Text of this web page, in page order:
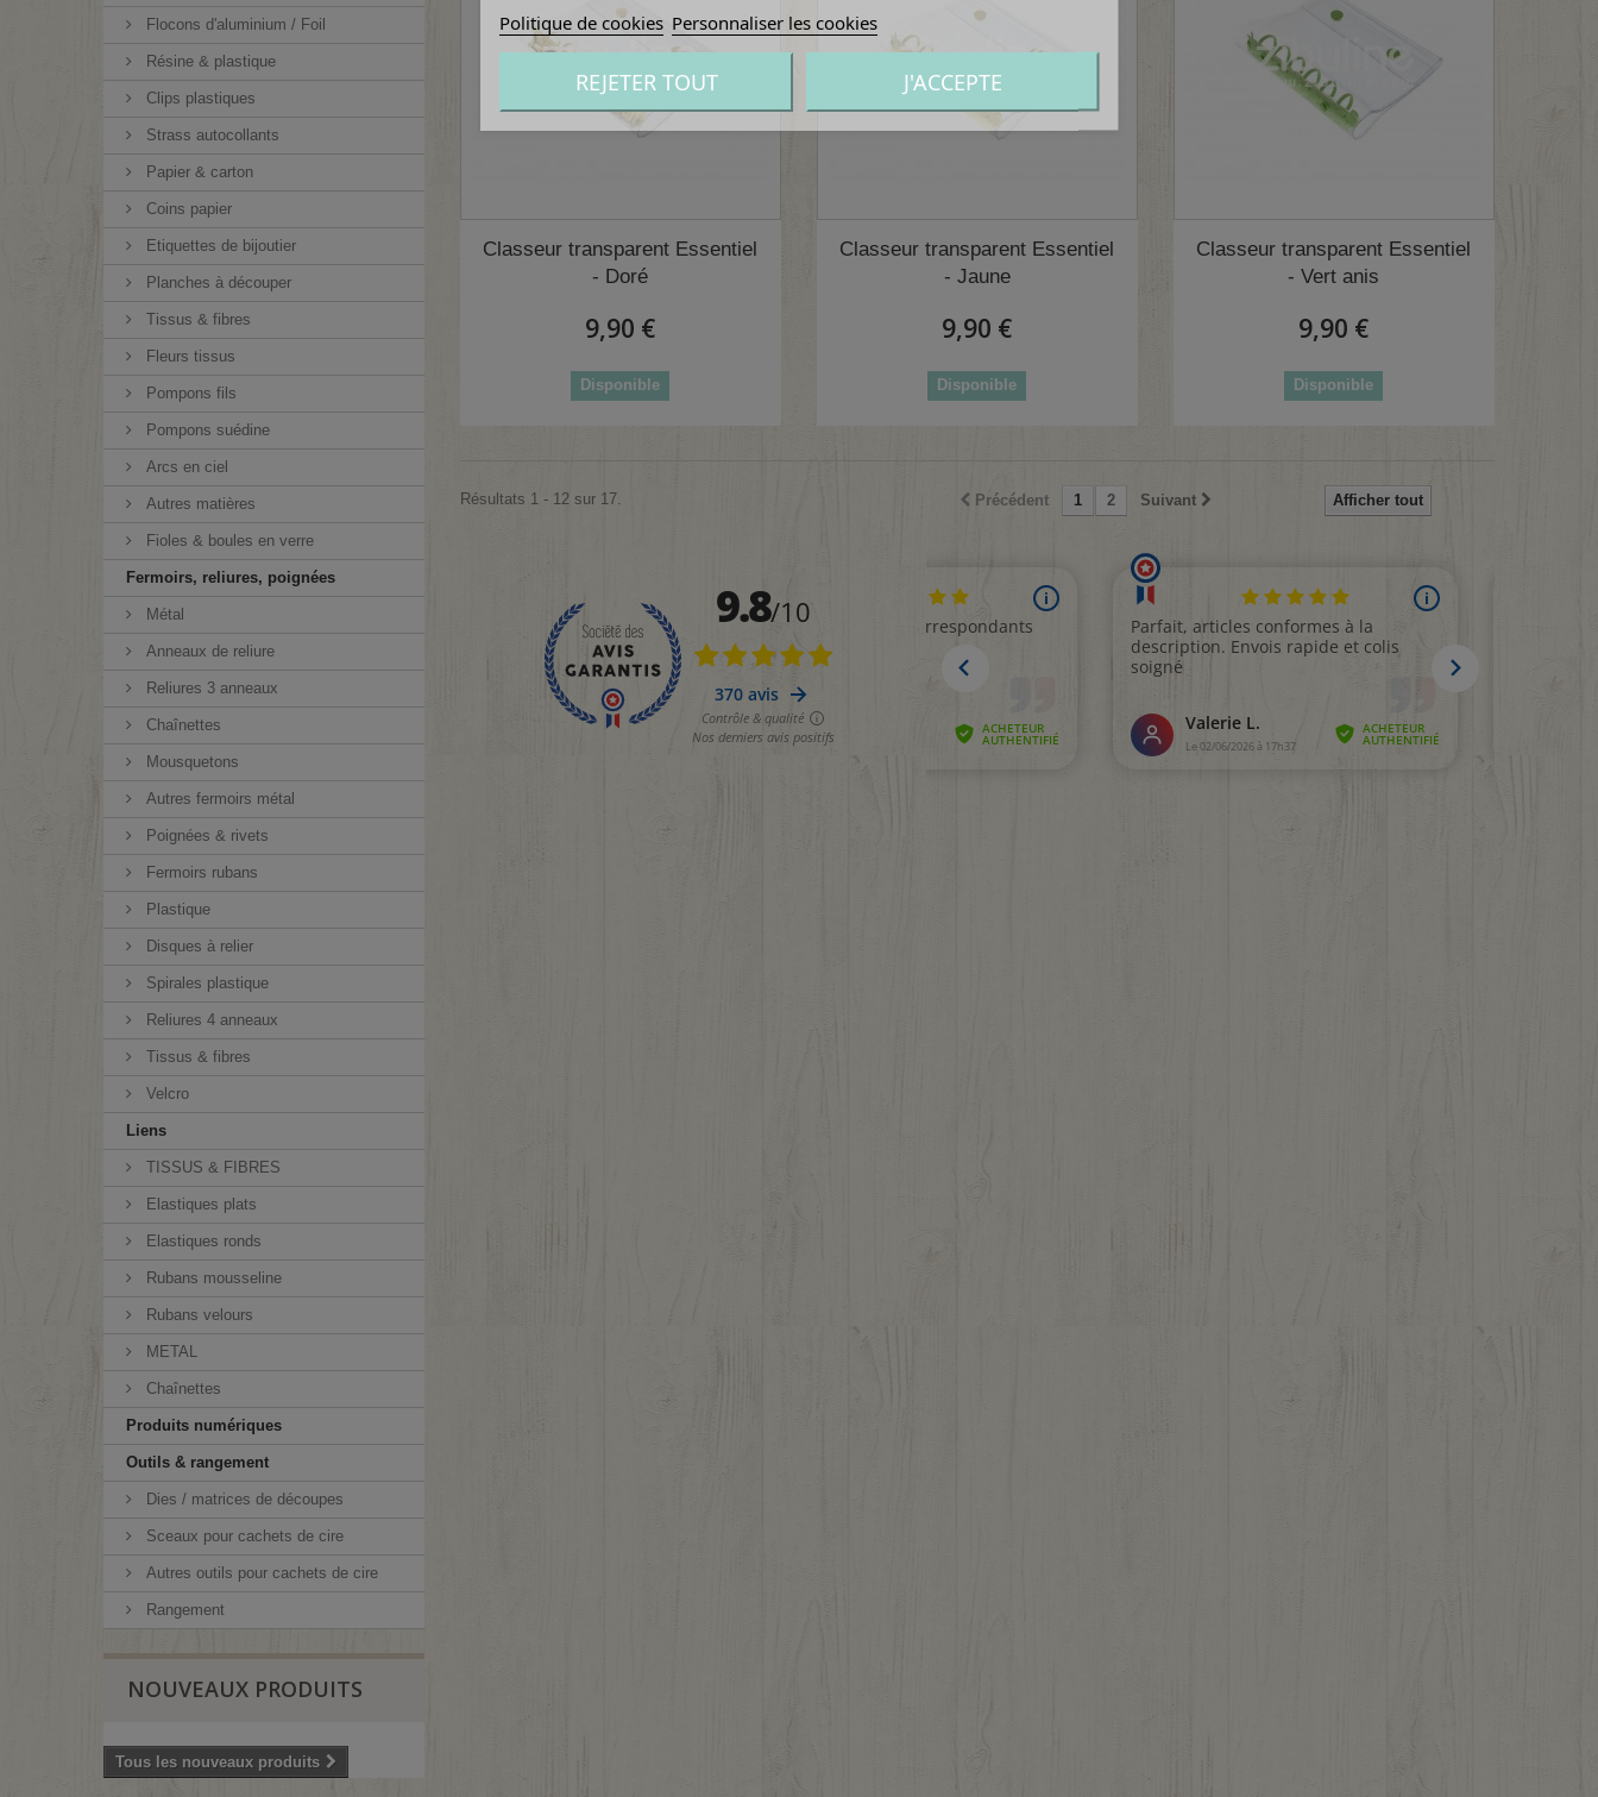
Flocons d'aluminium / Foil
Résine & plastique
Clips plastiques
Strass autocollants
Papier & carton
Coins papier
Etiquettes de bijoutier
Planches à découper
Tissus & fibres
Fleurs tissus
Pompons fils
Pompons suédine
Arcs en ciel
Autres matières
Fioles & boules en verre
Fermoirs, reliures, poignées
Métal
Anneaux de reliure
Reliures 3 anneaux
Chaînettes
Mousquetons
Autres fermoirs métal
Poignées & rivets
Fermoirs rubans
Plastique
Disques à relier
Spirales plastique
Reliures 4 anneaux
Tissus & fibres
Velcro
Liens
TISSUS & FIBRES
Elastiques plats
Elastiques ronds
Rubans mousseline
Rubans velours
METAL
Chaînettes
Produits numériques
Outils & rangement
Dies / matrices de découpes
Sceaux pour cachets de cire
Autres outils pour cachets de cire
Rangement
NOUVEAUX PRODUITS
Tous les nouveaux produits
(1 avis)
Classeur transparent Essentiel
- Doré
9,90 €
Disponible
Classeur transparent Essentiel
- Jaune
9,90 €
Disponible
Classeur transparent Essentiel
- Vert anis
9,90 €
Disponible
Afficher tout
Précédent 1 2 Suivant
Résultats 1 - 12 sur 17.
Politique de cookies Personnaliser les cookies
REJETER TOUT J'ACCEPTE